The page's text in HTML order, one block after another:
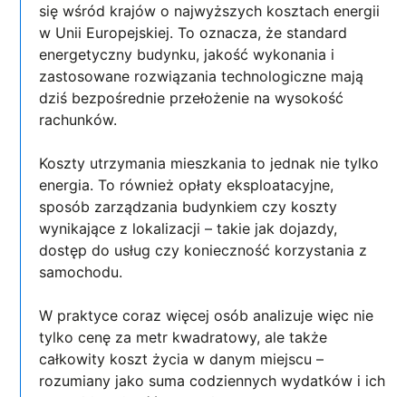
się wśród krajów o najwyższych kosztach energii
w Unii Europejskiej. To oznacza, że standard
energetyczny budynku, jakość wykonania i
zastosowane rozwiązania technologiczne mają
dziś bezpośrednie przełożenie na wysokość
rachunków.
Koszty utrzymania mieszkania to jednak nie tylko
energia. To również opłaty eksploatacyjne,
sposób zarządzania budynkiem czy koszty
wynikające z lokalizacji – takie jak dojazdy,
dostęp do usług czy konieczność korzystania z
samochodu.
W praktyce coraz więcej osób analizuje więc nie
tylko cenę za metr kwadratowy, ale także
całkowity koszt życia w danym miejscu –
rozumiany jako suma codziennych wydatków i ich